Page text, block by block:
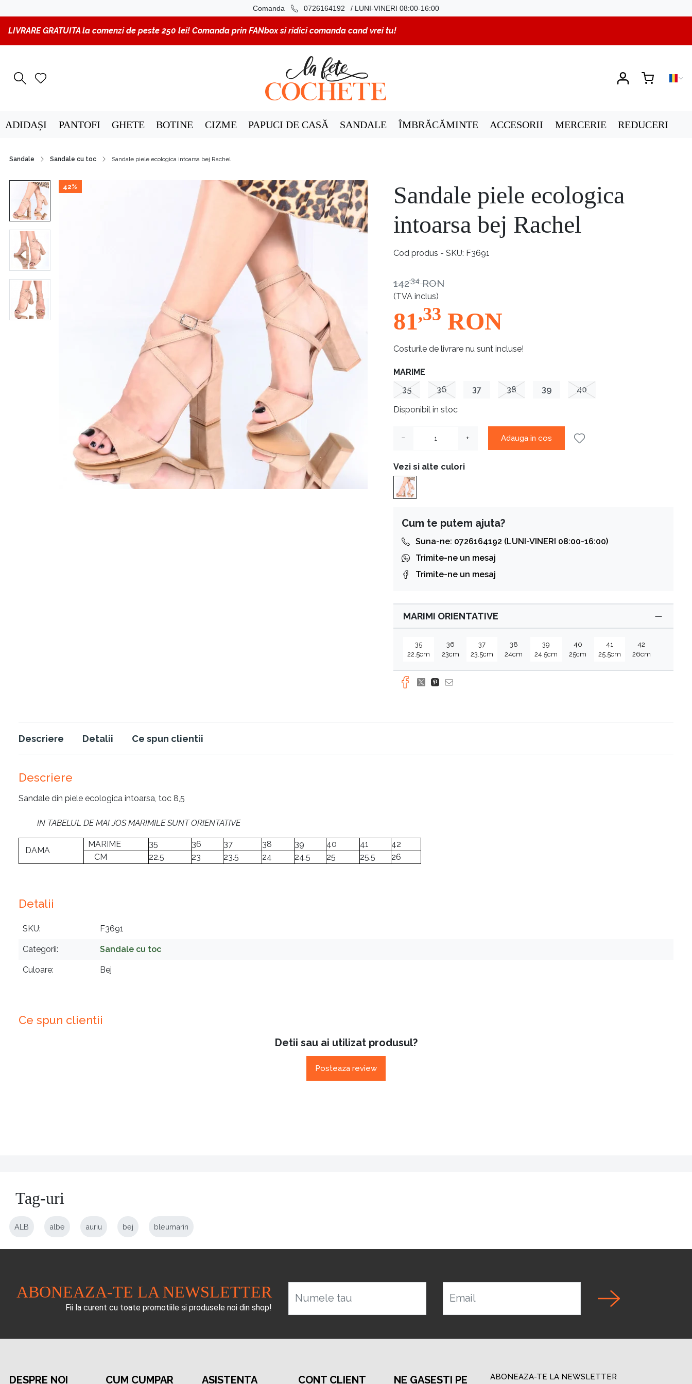
Comanda 0726164192 / LUNI-VINERI 08:00-16:00
LIVRARE GRATUITA la comenzi de peste 250 lei! Comanda prin FANbox si ridici comanda cand vrei tu!
ADIDAȘI PANTOFI GHETE BOTINE CIZME PAPUCI DE CASĂ SANDALE ÎMBRĂCĂMINTE ACCESORII MERCERIE REDUCERI
Sandale Sandale cu toc Sandale piele ecologica intoarsa bej Rachel
42%
Sandale piele ecologica
intoarsa bej Rachel
Cod produs - SKU F3691
81,33 RON
(TVA inclus)
142,34 RON
Costurile de livrare nu sunt incluse!
MARIME
35
36 37 38 39 40
Disponibil in stoc
− + Adauga in cos
Vezi si alte culori
Cum te putem ajuta?
Suna-ne: 0726164192 (LUNI-VINERI 08:00-16:00)
Trimite-ne un mesaj
Trimite-ne un mesaj
MARIMI ORIENTATIVE
35
22.5cm
36
23cm
37
23.5cm
38
24cm
39
24.5cm
40
25cm
41
25.5cm
42
26cm
Descriere Detalii Ce spun clientii
Descriere
Sandale din piele ecologica intoarsa, toc 8,5
IN TABELUL DE MAI JOS MARIMILE SUNT ORIENTATIVE
DAMA
MARIME 35 36 37 38 39 40 41
42
CM
22.5 23 23.5 24 24.5 25 25.5 26
Detalii
SKU F3691
Categorii Sandale cu toc
Culoare Bej
Ce spun clientii
Detii sau ai utilizat produsul?
Posteaza review
Tag-uri
ALB albe auriu bej bleumarin
ABONEAZA-TE LA NEWSLETTER
Fii la curent cu toate promotiile si produsele noi din shop!
Numele tau Email
DESPRE NOI CUM CUMPAR ASISTENTA CONT CLIENT NE GASESTI PE ABONEAZA-TE LA NEWSLETTER